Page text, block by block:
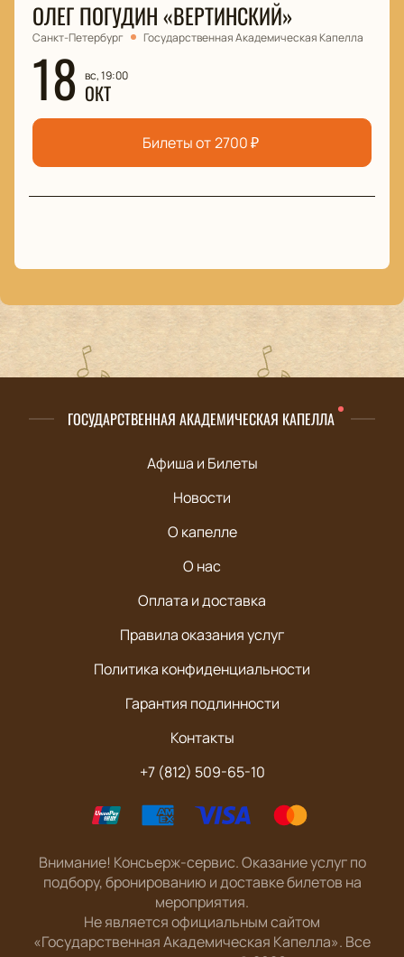
ОЛЕГ ПОГУДИН «ВЕРТИНСКИЙ»
Санкт-Петербург Государственная Академическая Капелла
18 вс, 19:00
ОКТ
Билеты от 2700₽
ГОСУДАРСТВЕННАЯ АКАДЕМИЧЕСКАЯ КАПЕЛЛА
Афиша и Билеты
Новости
О капелле
О нас
Оплата и доставка
Правила оказания услуг
Политика конфиденциальности
Гарантия подлинности
Контакты
+7 (812) 509-65-10
Внимание! Консьерж-сервис. Оказание услуг по
подбору, бронированию и доставке билетов на
мероприятия.
Не является официальным сайтом
«Государственная Академическая Капелла». Все